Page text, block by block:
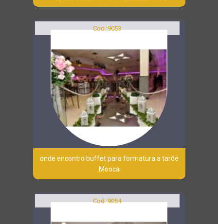
Cod.:9053
onde encontro buffet para formatura a tarde
Mooca
Cod.:9054